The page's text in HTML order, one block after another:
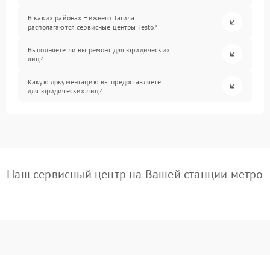
В каких районах Нижнего Тагила
располагаются сервисные центры Testo?
Выполняете ли вы ремонт для юридических
лиц?
Какую документацию вы предоставляете
для юридических лиц?
Наш сервисный центр на Вашей станции метро